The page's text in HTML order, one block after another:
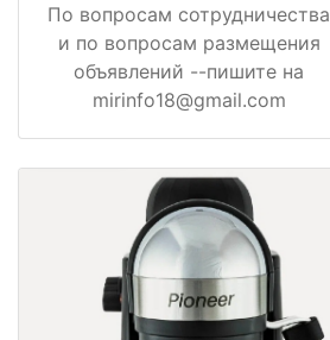
По вопросам сотрудничества
и по вопросам размещения
объявлений --пишите на
mirinfo18@gmail.com